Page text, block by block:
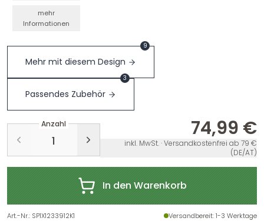
mehr
Informationen
Mehr mit diesem Design
9
Passendes Zubehör
3
Anzahl 74,99 €
inkl. MwSt. · Versandkostenfrei ab 79 €
(DE/AT)
In den Warenkorb
Art.-Nr.: SP1X1233912K1 Versandbereit: 1-3 Werktage